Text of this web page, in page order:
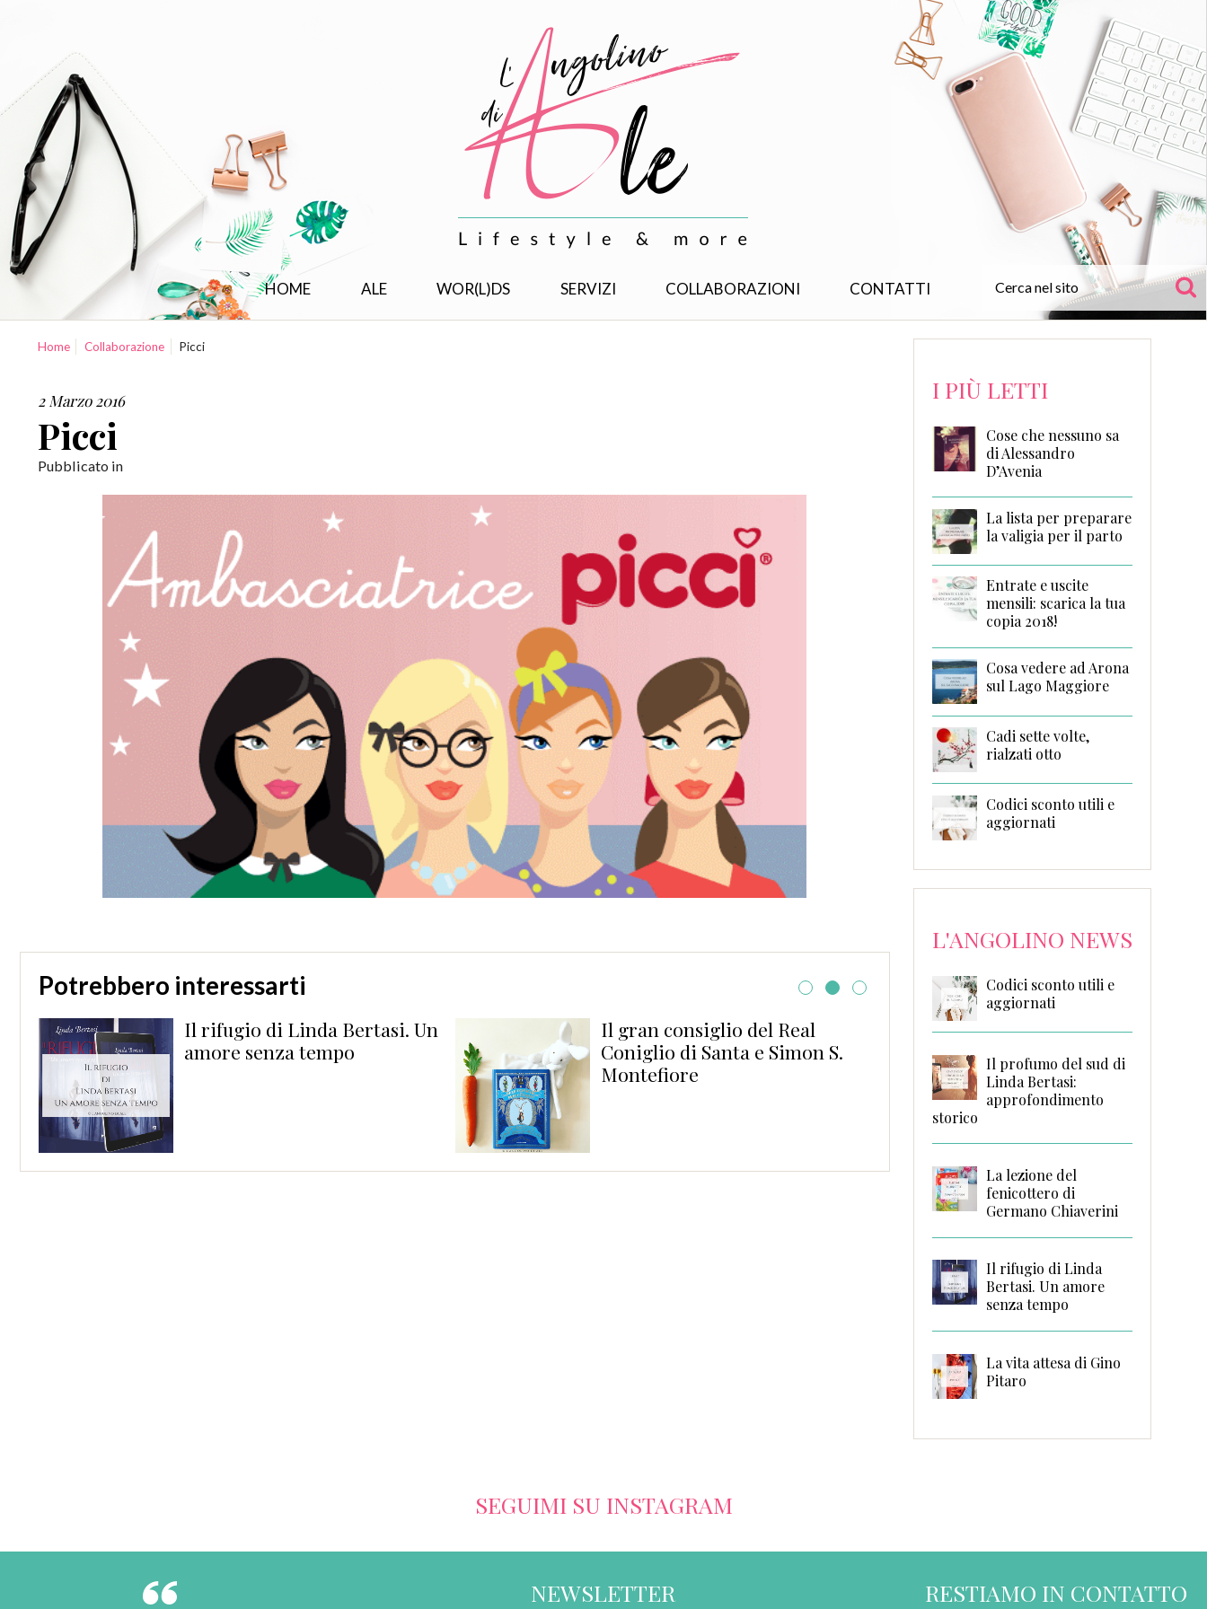
HOME ALE WOR(L)DS SERVIZI COLLABORAZIONI CONTATTI
Home Collaborazione Picci
2 Marzo 2016
Picci
Pubblicato in
Potrebbero interessarti
Il rifugio di Linda Bertasi. Un
amore senza tempo
Il gran consiglio del Real
Coniglio di Santa e Simon S.
Montefiore
Ti regalo l’Amore di
Alessandra Paoloni
I PIÙ LETTI
Cose che nessuno sa
di Alessandro
D’Avenia
La lista per preparare
la valigia per il parto
Entrate e uscite
mensili: scarica la tua
copia 2018!
Cosa vedere ad Arona
sul Lago Maggiore
Cadi sette volte,
rialzati otto
Codici sconto utili e
aggiornati
L'ANGOLINO NEWS
Codici sconto utili e
aggiornati
Il profumo del sud di
Linda Bertasi:
approfondimento
storico
La lezione del
fenicottero di
Germano Chiaverini
Il rifugio di Linda
Bertasi. Un amore
senza tempo
La vita attesa di Gino
Pitaro
SEGUIMI SU INSTAGRAM
NEWSLETTER RESTIAMO IN CONTATTO